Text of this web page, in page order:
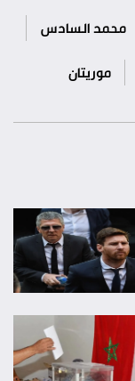
محمد السادس
موريتان